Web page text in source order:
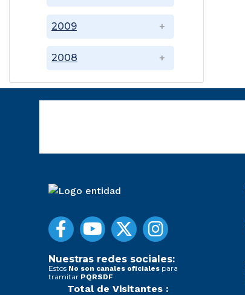
2008
2009
Nuestras redes sociales:
Estos No son canales oficiales para
tramitar PQRSDF
Total de Visitantes :